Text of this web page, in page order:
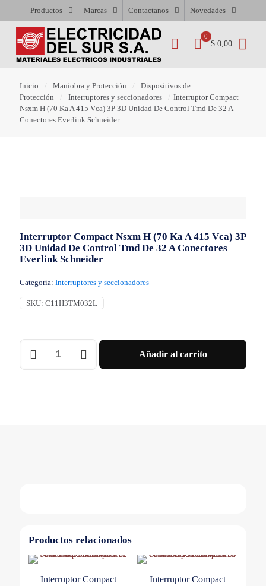
Productos Marcas Contactanos Novedades
0
$ 0,00
Inicio Maniobra y Protección
Dispositivos de
Protección
Interruptores y seccionadores
Interruptor Compact
Nsxm H (70 Ka A 415 Vca) 3P 3D Unidad De Control Tmd De 32 A
Conectores Everlink Schneider
Interruptor Compact Nsxm H (70 Ka A 415 Vca) 3P
3D Unidad De Control Tmd De 32 A Conectores
Everlink Schneider
Categoría: Interruptores y seccionadores
SKU: C11H3TM032L
Interruptor
Nsxm
Everlink
cantidad
Añadir al carrito
Productos relacionados
Interruptor Compact
Interruptor Compact